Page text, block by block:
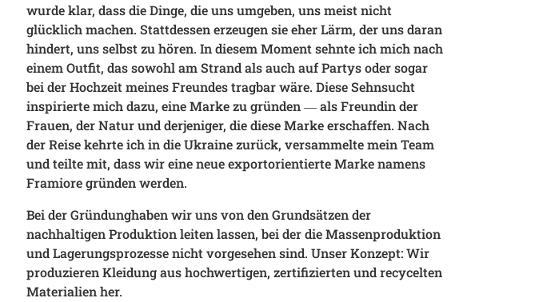
wurde klar, dass die Dinge, die uns umgeben, uns meist nicht
glücklich machen. Stattdessen erzeugen sie eher Lärm, der uns daran
hindert, uns selbst zu hören. In diesem Moment sehnte ich mich nach
einem Outfit, das sowohl am Strand als auch auf Partys oder sogar
bei der Hochzeit meines Freundes tragbar wäre. Diese Sehnsucht
inspirierte mich dazu, eine Marke zu gründen ― als Freundin der
Frauen, der Natur und derjeniger, die diese Marke erschaffen. Nach
der Reise kehrte ich in die Ukraine zurück, versammelte mein Team
und teilte mit, dass wir eine neue exportorientierte Marke namens
Framiore gründen werden.
Bei der Gründunghaben wir uns von den Grundsätzen der
nachhaltigen Produktion leiten lassen, bei der die Massenproduktion
und Lagerungsprozesse nicht vorgesehen sind. Unser Konzept: Wir
produzieren Kleidung aus hochwertigen, zertifizierten und recycelten
Materialien her.